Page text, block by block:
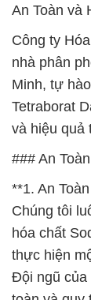
An Toàn và
Công ty
nhà phân
Minh, tự
Tetraborat
và hiệu quả
### An
**1. An
Chúng tôi
hóa chất
thực hiện
Đội ngũ của